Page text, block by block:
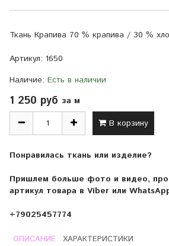
Ткань Крапива 70 % крапива / 30 %
Артикул: 1650
Наличие: Есть в наличии
1 250 руб за м
В корзину
Понравилась ткань или изделие?
Пришлем больше фото и видео,
артикул товара в Viber или
+79025457774
ОПИСАНИЕ ХАРАКТЕРИСТИКИ